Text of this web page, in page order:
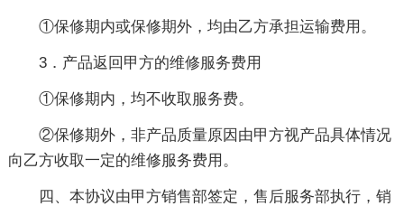
①保修期内或保修期外，均由乙方承担运输费用。
3．产品返回甲方的维修服务费用
①保修期内，均不收取服务费。
②保修期外，非产品质量原因由甲方视产品具体情况
向乙方收取一定的维修服务费用。
四、本协议由甲方销售部签定，售后服务部执行，销